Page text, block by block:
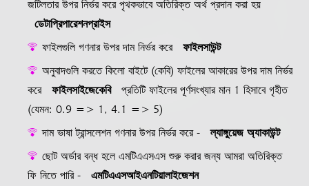
জটিলতার উপর নির্ভর করে পৃথকভাবে অতিরিক্ত অর্থ প্রদান করা হয়
ডেটাপ্রিপারেশনপ্রাইস
ফাইলগুলি গণনার উপর দাম নির্ভর করে
ফাইলসাউন্ট
অনুবাদগুলি করতে কিলো বাইটে (কেবি) ফাইলের আকারের উপর দাম নির্ভর
করে
ফাইলসাইজেকেবি
প্রতিটি ফাইলের পূর্ণসংখ্যার মান 1 হিসাবে গৃহীত
(যেমন: 0.9 => 1, 4.1 => 5)
দাম ভাষা ট্রান্সলেশন গণনার উপর নির্ভর করে -
ল্যাঙ্গুয়েজ অ্যাকাউন্ট
ছোট অর্ডার বন্ধ হলে এমটিএএসএস শুরু করার জন্য আমরা অতিরিক্ত
ফি নিতে পারি -
এমটিএএসআইএনটিয়ালাইজেশন